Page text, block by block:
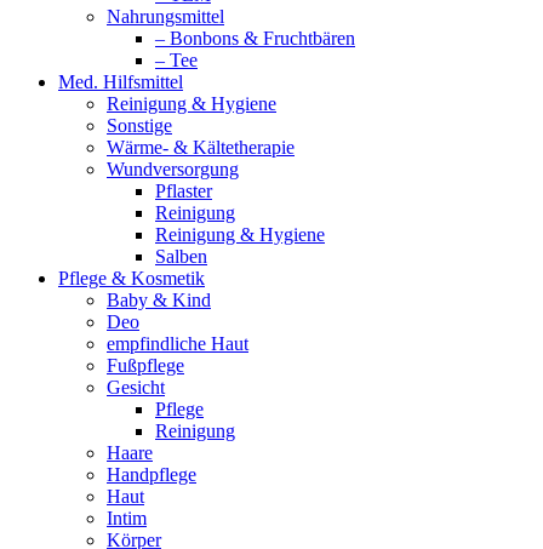
Nahrungsmittel
– Bonbons & Fruchtbären
– Tee
Med. Hilfsmittel
Reinigung & Hygiene
Sonstige
Wärme- & Kältetherapie
Wundversorgung
Pflaster
Reinigung
Reinigung & Hygiene
Salben
Pflege & Kosmetik
Baby & Kind
Deo
empfindliche Haut
Fußpflege
Gesicht
Pflege
Reinigung
Haare
Handpflege
Haut
Intim
Körper